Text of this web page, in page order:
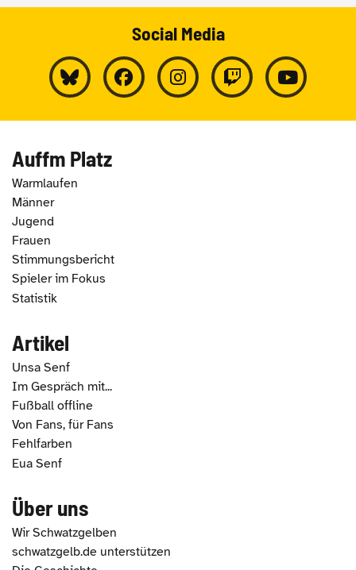
Social Media
Auffm Platz
Warmlaufen
Männer
Jugend
Frauen
Stimmungsbericht
Spieler im Fokus
Statistik
Artikel
Unsa Senf
Im Gespräch mit...
Fußball offline
Von Fans, für Fans
Fehlfarben
Eua Senf
Über uns
Wir Schwatzgelben
schwatzgelb.de unterstützen